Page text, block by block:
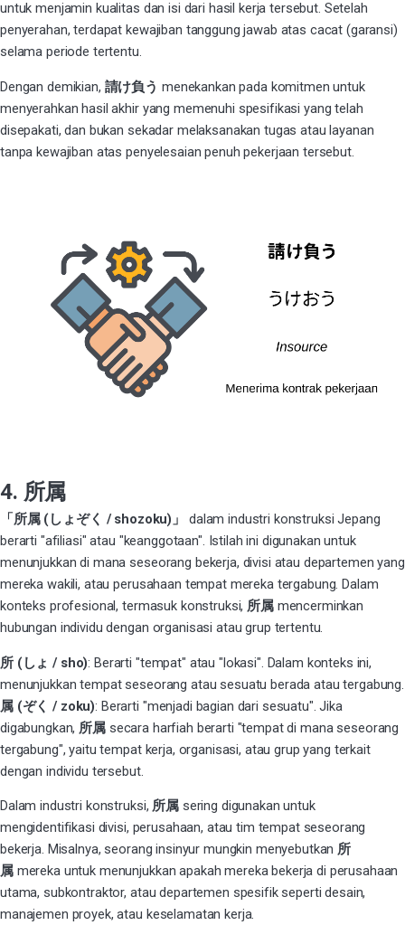
untuk menjamin kualitas dan isi dari hasil kerja tersebut. Setelah
penyerahan, terdapat kewajiban tanggung jawab atas cacat (garansi)
selama periode tertentu.
Dengan demikian, 請け負う menekankan pada komitmen untuk
menyerahkan hasil akhir yang memenuhi spesifikasi yang telah
disepakati, dan bukan sekadar melaksanakan tugas atau layanan
tanpa kewajiban atas penyelesaian penuh pekerjaan tersebut.
4. 所属
「所属 (しょぞく / shozoku)」
dalam industri konstruksi Jepang
berarti "afiliasi" atau "keanggotaan". Istilah ini digunakan untuk
menunjukkan di mana seseorang bekerja, divisi atau departemen yang
mereka wakili, atau perusahaan tempat mereka tergabung. Dalam
konteks profesional, termasuk konstruksi, 所属mencerminkan
hubungan individu dengan organisasi atau grup tertentu.
所 (しょ / sho): Berarti "tempat" atau "lokasi". Dalam konteks ini,
menunjukkan tempat seseorang atau sesuatu berada atau tergabung.
属 (ぞく / zoku): Berarti "menjadi bagian dari sesuatu". Jika
digabungkan, 所属 secara harfiah berarti "tempat di mana seseorang
tergabung", yaitu tempat kerja, organisasi, atau grup yang terkait
dengan individu tersebut.
Dalam industri konstruksi, 所属sering digunakan untuk
mengidentifikasi divisi, perusahaan, atau tim tempat seseorang
bekerja. Misalnya, seorang insinyur mungkin menyebutkan 所
属mereka untuk menunjukkan apakah mereka bekerja di perusahaan
utama, subkontraktor, atau departemen spesifik seperti desain,
manajemen proyek, atau keselamatan kerja.